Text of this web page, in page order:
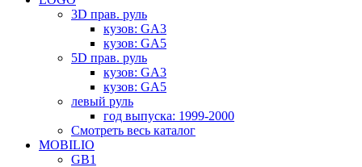
3D прав. руль
кузов: GA3
кузов: GA5
5D прав. руль
кузов: GA3
кузов: GA5
левый руль
год выпуска: 1999-2000
Смотреть весь каталог
MOBILIO
GB1